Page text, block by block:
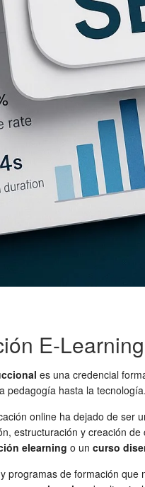
E-
es una credencial
pedagogía hasta la tecnología.
online ha dejado de
estructuración y creación
elearning o un curso
programas de formación